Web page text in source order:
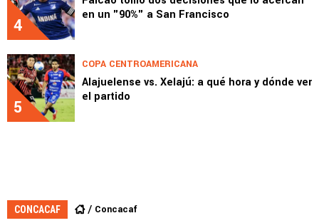
4
en un "90%" a San Francisco
5
COPA CENTROAMERICANA
Alajuelense vs. Xelajú: a qué hora y dónde ver
el partido
CONCACAF Concacaf